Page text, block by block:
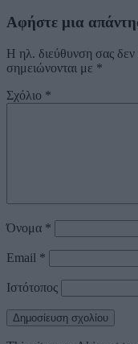
Αφήστε μια
Η ηλ. διεύθυνση σας δεν
σημειώνονται με *
Σχόλιο *
Όνομα *
Email *
Ιστότοπος